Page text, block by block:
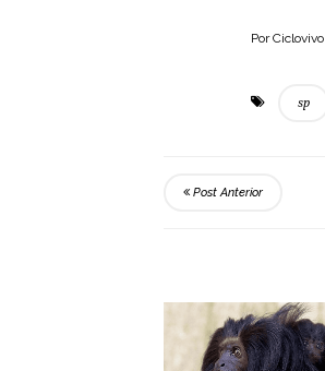
Por Ciclovivo
sp
Post Anterior